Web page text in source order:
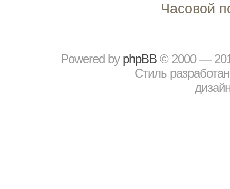
Часовой
Powered by рhрBВ © 2000 —
Стиль